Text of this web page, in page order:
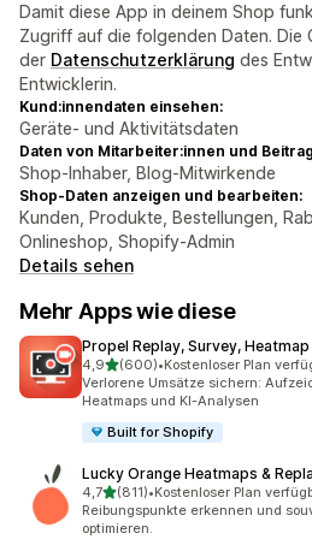
Damit diese App in deinem Shop
Zugriff auf die folgenden Daten. Die
der Datenschutzerklärung des
Entwicklerin.
Kund:innendaten einsehen:
Geräte- und Aktivitätsdaten
Daten von Mitarbeiter:innen und
Shop-Inhaber, Blog-Mitwirkende
Shop-Daten anzeigen und bearbeiten:
Kunden, Produkte, Bestellungen,
Onlineshop, Shopify-Admin
Details sehen
Mehr Apps wie diese
Propel Replay, Survey, Heatmap
4,9von 5 Sternen
(600)
600 Rezensionen insgesamt
•Kostenloser Plan
Verlorene Umsätze sichern:
Heatmaps und KI-Analysen
Built for Shopify
Lucky Orange Heatmaps &
4,7von 5 Sternen
(811)
811 Rezensionen insgesamt
•Kostenloser Plan
Reibungspunkte erkennen und
optimieren.